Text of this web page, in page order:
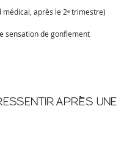
après le 2ᵉ trimestre)
sensation de gonflement
APRÈS UNE